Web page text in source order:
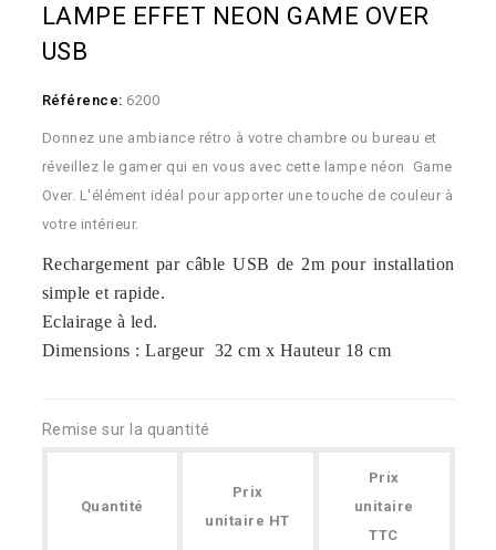
LAMPE EFFET NEON GAME OVER
USB
Référence: 6200
Donnez une ambiance rétro à votre chambre ou bureau et
réveillez le gamer qui en vous avec cette lampe néon Game
Over. L'élément idéal pour apporter une touche de couleur à
votre intérieur.
Rechargement par câble USB de 2m pour installation
simple et rapide.
Eclairage à led.
Dimensions : Largeur 32 cm x Hauteur 18 cm
Remise sur la quantité
Quantité
Prix
unitaire HT
Prix
unitaire
TTC